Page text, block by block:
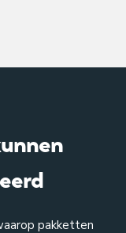
pakketten